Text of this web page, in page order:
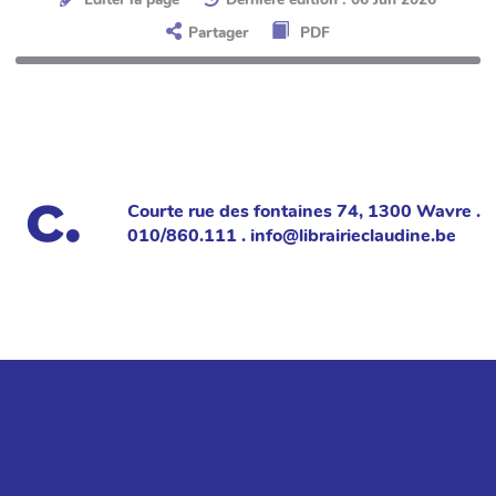
Partager
PDF
Courte rue des fontaines 74, 1300 Wavre .
010/860.111 . info@librairieclaudine.be